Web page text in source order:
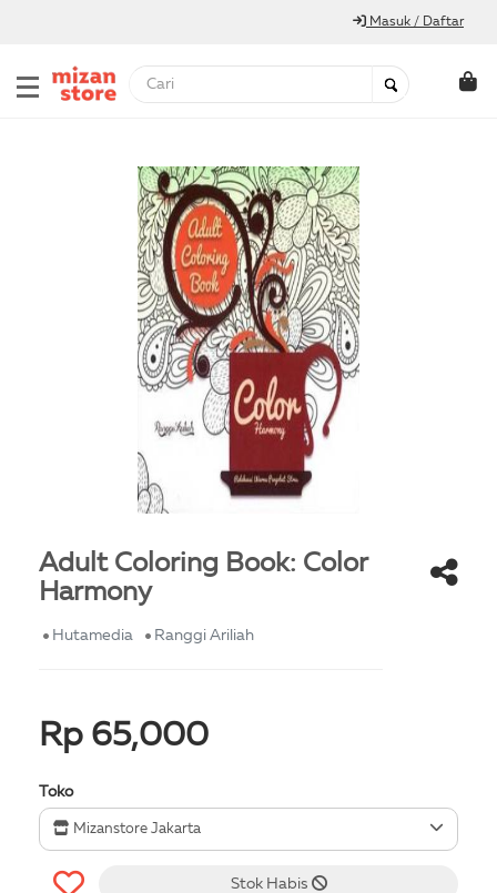
Masuk / Daftar
Adult Coloring Book: Color
Harmony
Hutamedia Ranggi Ariliah
Rp 65,000
Toko
Mizanstore Jakarta
Stok Habis